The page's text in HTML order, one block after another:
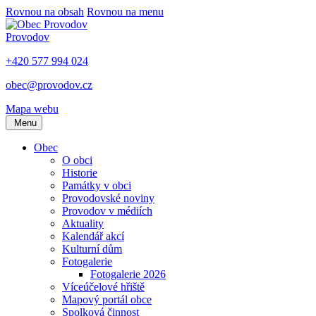
Rovnou na obsah Rovnou na menu
Provodov
+420 577 994 024
obec@provodov.cz
Mapa webu
Menu
Obec
O obci
Historie
Památky v obci
Provodovské noviny
Provodov v médiích
Aktuality
Kalendář akcí
Kulturní dům
Fotogalerie
Fotogalerie 2026
Víceúčelové hřiště
Mapový portál obce
Spolková činnost